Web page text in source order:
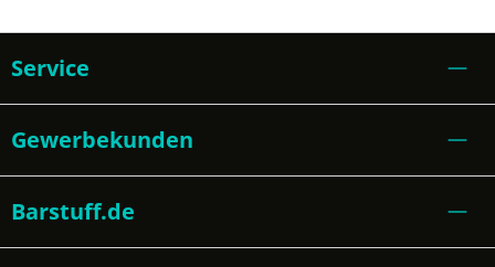
Service
Gewerbekunden
Barstuff.de